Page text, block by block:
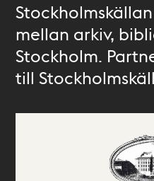
mellan arkiv,
Stockholm.
till